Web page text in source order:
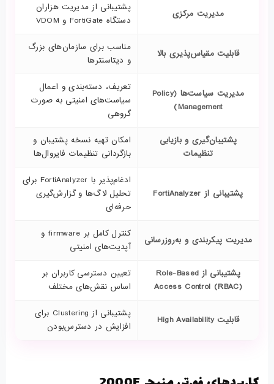
مدیریت مرکزی
پشتیبانی از مدیریت هزاران
دستگاه FortiGate و VDOM
قابلیت مقیاس‌پذیری بالا
مناسب برای سازمان‌های بزرگ
و دیتاسنترها
مدیریت سیاست‌ها (Policy
Management)
تعریف، دسته‌بندی و اعمال
سیاست‌های امنیتی به صورت
گروهی
پشتیبان‌گیری و بازیابی
تنظیمات
امکان تهیه نسخه پشتیبان و
بازگردانی تنظیمات فایروال‌ها
پشتیبانی از
ادغام‌پذیر با FortiAnalyzer برای
تحلیل لاگ‌ها و گزارش‌گیری
حرفه‌ای
مدیریت پیکربندی و به‌روزرسانی
کنترل کامل بر firmware و
آپدیت‌های امنیتی
پشتیبانی از Role-Based
Access Control (RBAC)
تعیین دسترسی کاربران بر
اساس نقش‌های مختلف
قابلیتHigh Availability
پشتیبانی از Clustering برای
افزایش در دسترس‌بودن